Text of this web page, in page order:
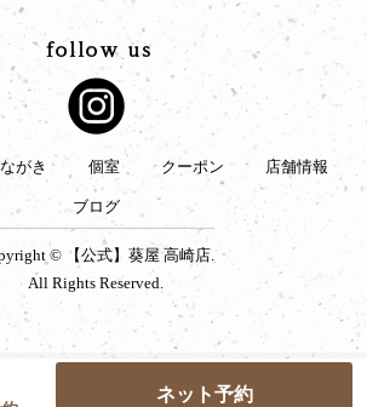
がき 個室 クーポン 店舗情報
ブログ
© 【公式】葵屋 高崎店.
All Rights Reserved.
ネット予約